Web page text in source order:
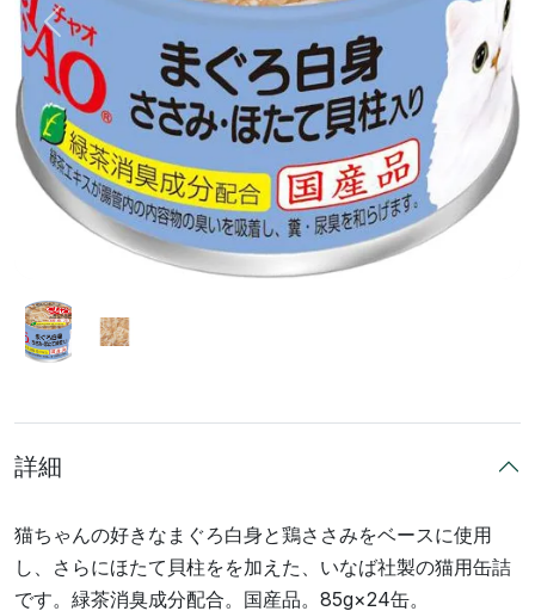
前へ 次へ
詳細
猫ちゃんの好きなまぐろ白身と鶏ささみをベースに使用
し、さらにほたて貝柱をを加えた、いなば社製の猫用缶詰
です。緑茶消臭成分配合。国産品。85g×24缶。